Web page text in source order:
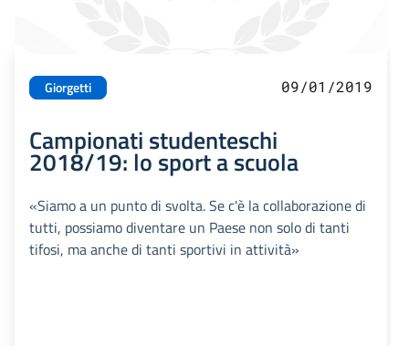
Giorgetti 09/01/2019
Campionati studenteschi
2018/19: lo sport a scuola
«Siamo a un punto di svolta. Se c'è la collaborazione di
tutti, possiamo diventare un Paese non solo di tanti
tifosi, ma anche di tanti sportivi in attività»